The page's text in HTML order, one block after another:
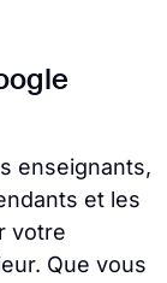
enseignants,
et les
votre
Que vous